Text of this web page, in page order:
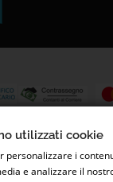
utilizzati cookie
personalizzare i
e analizzare il